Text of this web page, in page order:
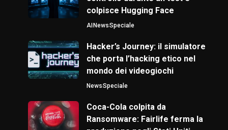
colpisce Hugging Face
AINewsSpeciale
Hacker’s Journey: il simulatore
che porta l’hacking etico nel
mondo dei videogiochi
NewsSpeciale
Coca-Cola colpita da
Ransomware: Fairlife ferma la